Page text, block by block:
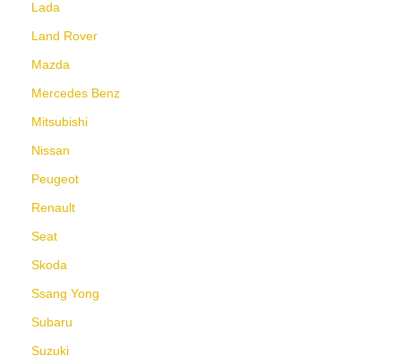
Lada
Land Rover
Mazda
Mercedes Benz
Mitsubishi
Nissan
Peugeot
Renault
Seat
Skoda
Ssang Yong
Subaru
Suzuki